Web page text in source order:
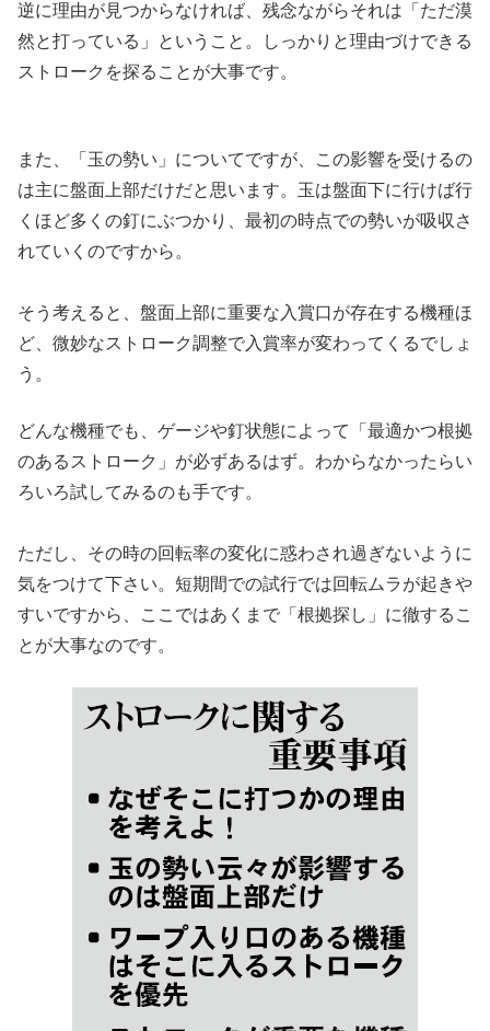
逆に理由が見つからなければ、残念ながらそれは「ただ漠
然と打っている」ということ。しっかりと理由づけできる
ストロークを探ることが大事です。
また、「玉の勢い」についてですが、この影響を受けるの
は主に盤面上部だけだと思います。玉は盤面下に行けば行
くほど多くの釘にぶつかり、最初の時点での勢いが吸収さ
れていくのですから。
そう考えると、盤面上部に重要な入賞口が存在する機種ほ
ど、微妙なストローク調整で入賞率が変わってくるでしょ
う。
どんな機種でも、ゲージや釘状態によって「最適かつ根拠
のあるストローク」が必ずあるはず。わからなかったらい
ろいろ試してみるのも手です。
ただし、その時の回転率の変化に惑わされ過ぎないように
気をつけて下さい。短期間での試行では回転ムラが起きや
すいですから、ここではあくまで「根拠探し」に徹するこ
とが大事なのです。